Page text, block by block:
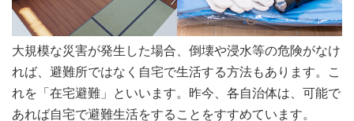
大規模な災害が発生した場合、倒壊や浸水等の危険がなけ
れば、避難所ではなく自宅で生活する方法もあります。こ
れを「在宅避難」といいます。昨今、各自治体は、可能で
あれば自宅で避難生活をすることをすすめています。